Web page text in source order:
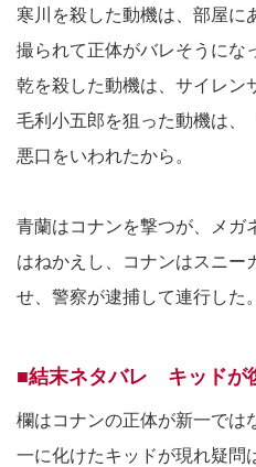
寒川を殺した動機は、部屋に
撮られて正体がバレそうにな
乾を殺した動機は、サイレン
毛利小五郎を狙った動機は、
悪口をいわれたから。
青蘭はコナンを撃つが、メガ
はねかえし、コナンはスニー
せ、警察が逮捕して連行した。
■結末ネタバレ キッドが
欄はコナンの正体が新一では
一に化けたキッドが現れ疑問